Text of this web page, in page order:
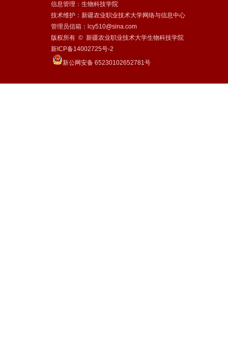
信息管理：生物科技学院
技术维护：新疆农业职业技术大学网络与信息中心
管理员信箱：lcy510@sina.com
版权所有 © 新疆农业职业技术大学生物科技学院
新ICP备14002725号-2
新公网安备 65230102652781号